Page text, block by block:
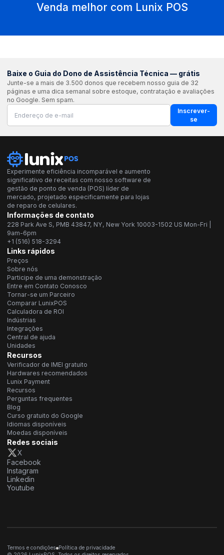
Venda melhor com Lunix POS
Baixe o Guia do Dono de Assistência Técnica — grátis
Junte-se a mais de 3.500 donos que recebem nosso guia de 32
páginas e uma dica semanal sobre estoque, contratação e avaliações
no Google. Sem spam.
Inscrever-
se
Experimente eficiência incomparável e aumento
significativo de receitas com nosso software de
gestão de ponto de venda (POS) líder de
mercado, projetado especificamente para lojas
de reparo de celulares.
Informações de contato
228 Park Ave S, PMB 43847, NY, New York 10003-1502 US Mon-Fri |
9am-6pm
+1 (516) 518-3294
Links rápidos
Preços
Sobre nós
Participe de uma demonstração
Entre em Contato Conosco
Tornar-se um Parceiro
Comparar LunixPOS
Calculadora de ROI
Indústrias
Integrações
Central de ajuda
Unidades
Recursos
Verificador de IMEI gratuito
Hardwares recomendados
Lunix Payment
Recursos
Perguntas frequentes
Blog
Curso gratuito do Google
Idiomas disponíveis
Moedas disponíveis
Redes sociais
X
Facebook
Instagram
Linkedin
Youtube
Termos e condições Política de privacidade